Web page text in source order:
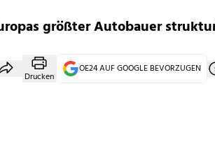
größter Autobauer
Drucken
OE24 AUF GOOGLE BEVORZUGEN